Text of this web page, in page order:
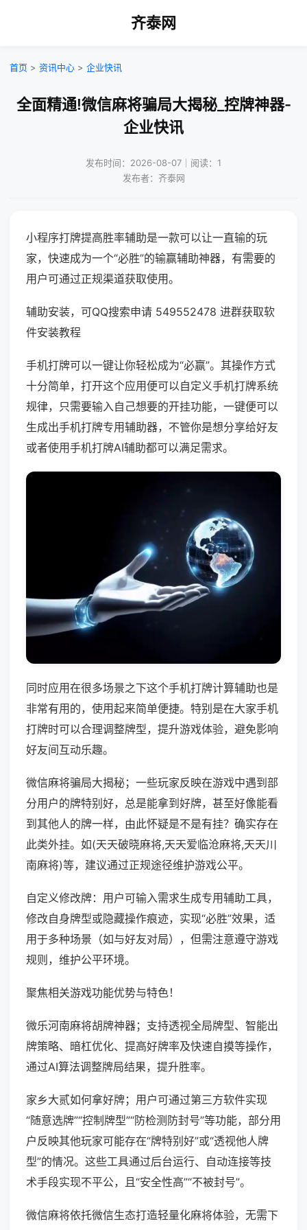
齐泰网
首页 > 资讯中心 > 企业快讯
全面精通!微信麻将骗局大揭秘_控牌神器-
企业快讯
发布时间：2026-08-07｜阅读：1
发布者：齐泰网
小程序打牌提高胜率辅助是一款可以让一直输的玩
家，快速成为一个“必胜”的输赢辅助神器，有需要的
用户可通过正规渠道获取使用。
辅助安装，可QQ搜索申请 549552478 进群获取软
件安装教程
手机打牌可以一键让你轻松成为“必赢”。其操作方式
十分简单，打开这个应用便可以自定义手机打牌系统
规律，只需要输入自己想要的开挂功能，一键便可以
生成出手机打牌专用辅助器，不管你是想分享给好友
或者使用手机打牌AI辅助都可以满足需求。
同时应用在很多场景之下这个手机打牌计算辅助也是
非常有用的，使用起来简单便捷。特别是在大家手机
打牌时可以合理调整牌型，提升游戏体验，避免影响
好友间互动乐趣。
微信麻将骗局大揭秘；一些玩家反映在游戏中遇到部
分用户的牌特别好，总是能拿到好牌，甚至好像能看
到其他人的牌一样，由此怀疑是不是有挂？确实存在
此类外挂。如(天天破晓麻将,天天爱临沧麻将,天天川
南麻将)等，建议通过正规途径维护游戏公平。
自定义修改牌：用户可输入需求生成专用辅助工具，
修改自身牌型或隐藏操作痕迹，实现“必胜”效果，适
用于多种场景（如与好友对局），但需注意遵守游戏
规则，维护公平环境。
聚焦相关游戏功能优势与特色！
微乐河南麻将胡牌神器；支持透视全局牌型、智能出
牌策略、暗杠优化、提高好牌率及快速自摸等操作，
通过AI算法调整牌局结果，提升胜率。
家乡大贰如何拿好牌；用户可通过第三方软件实现
“随意选牌”“控制牌型”“防检测防封号”等功能，部分用
户反映其他玩家可能存在“牌特别好”或“透视他人牌
型”的情况。这些工具通过后台运行、自动连接等技
术手段实现不平公，且“安全性高”“不被封号”。
微信麻将依托微信生态打造轻量化麻将体验，无需下